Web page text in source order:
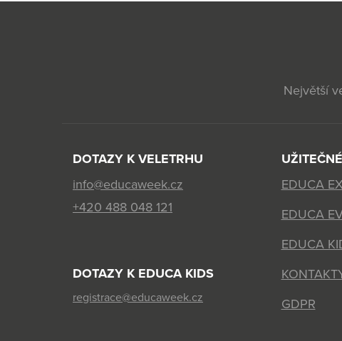
Největší
DOTAZY K VELETRHU
info@educaweek.cz
+420 488 048 121
DOTAZY K EDUCA KIDS
registrace@educaweek.cz
EDUCA
EDUCA
EDUCA
GDPR